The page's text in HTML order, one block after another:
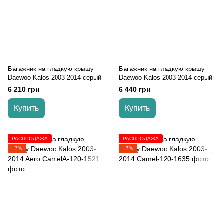
Багажник на гладкую крышу
Daewoo Kalos 2003-2014 серый
6 210 грн
Купить
Багажник на гладкую крышу
Daewoo Kalos 2003-2014 серый
6 440 грн
Купить
РАСПРОДАЖА
−7%
РАСПРОДАЖА
−7%